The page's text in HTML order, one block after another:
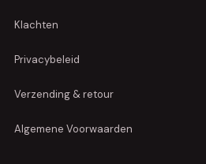
Klachten
Privacybeleid
Verzending & retour
Algemene Voorwaarden